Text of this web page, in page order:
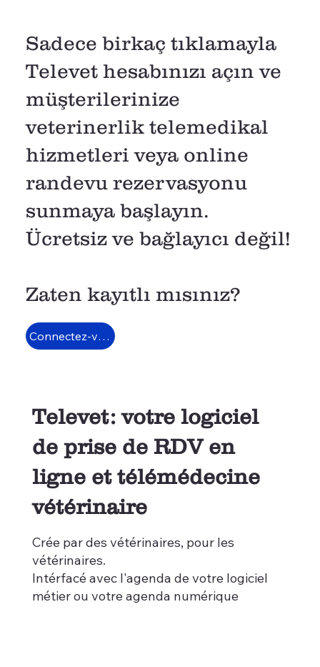
Televet: votre logiciel
de prise de RDV en
ligne et télémédecine
vétérinaire
Crée par des vétérinaires, pour les
vétérinaires.
Intérfacé avec l'agenda de votre logiciel
métier ou votre agenda numérique
Sadece birkaç tıklamayla
Televet hesabınızı açın ve
müşterilerinize
veterinerlik telemedikal
hizmetleri veya online
randevu rezervasyonu
sunmaya başlayın.
Ücretsiz ve bağlayıcı değil!
Zaten kayıtlı mısınız?
Connectez-vous